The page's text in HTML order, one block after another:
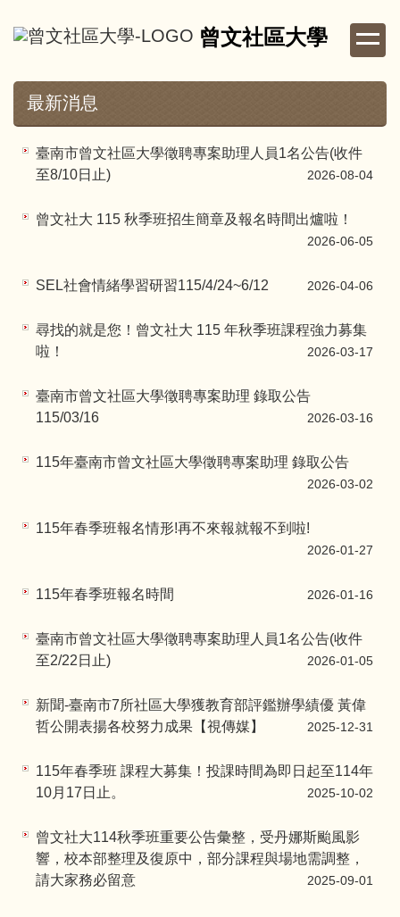
到
要
容
曾文社區大學
最新消息
臺南市曾文社區大學徵聘專案助理人員1名公告(收件
至8/10日止)
2026-08-04
曾文社大 115 秋季班招生簡章及報名時間出爐啦！
2026-06-05
SEL社會情緒學習研習115/4/24~6/12 2026-04-06
尋找的就是您！曾文社大 115 年秋季班課程強力募集
啦！
2026-03-17
臺南市曾文社區大學徵聘專案助理 錄取公告
115/03/16
2026-03-16
115年臺南市曾文社區大學徵聘專案助理 錄取公告
2026-03-02
115年春季班報名情形!再不來報就報不到啦!
2026-01-27
115年春季班報名時間 2026-01-16
臺南市曾文社區大學徵聘專案助理人員1名公告(收件
至2/22日止)
2026-01-05
新聞-臺南市7所社區大學獲教育部評鑑辦學績優 黃偉
哲公開表揚各校努力成果【視傳媒】
2025-12-31
115年春季班 課程大募集！投課時間為即日起至114年
10月17日止。
2025-10-02
曾文社大114秋季班重要公告彙整，受丹娜斯颱風影
響，校本部整理及復原中，部分課程與場地需調整，
請大家務必留意
2025-09-01